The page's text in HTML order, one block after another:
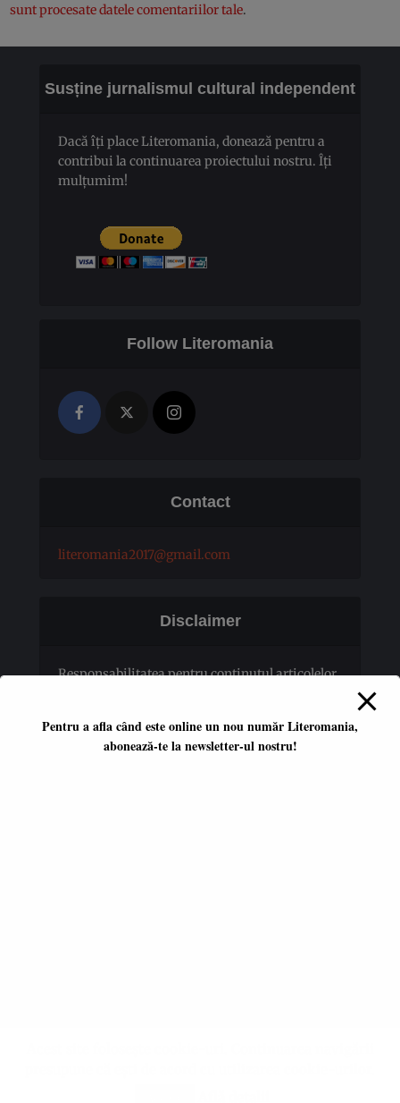
sunt procesate datele comentariilor tale.
Susține jurnalismul cultural independent
Dacă îți place Literomania, donează pentru a
contribui la continuarea proiectului nostru. Îți
mulțumim!
Follow Literomania
Contact
literomania2017@gmail.com
Disclaimer
Responsabilitatea pentru conţinutul articolelor
Pentru a afla când este online un nou număr Literomania,
abonează-te la newsletter-ul nostru!